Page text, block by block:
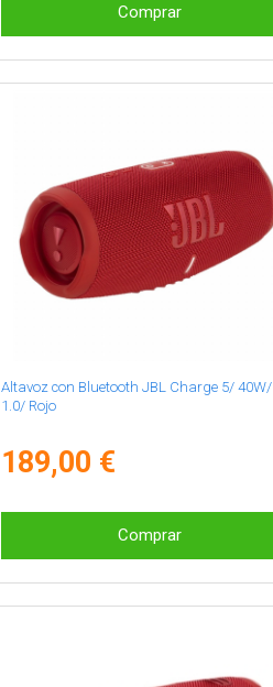
Comprar
Altavoz con Bluetooth JBL Charge 5/ 40W/
1.0/ Rojo
189,00 €
Comprar